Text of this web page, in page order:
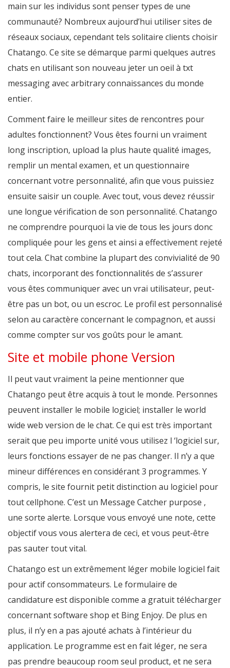
main sur les individus sont penser types de une
communauté? Nombreux aujourd’hui utiliser sites de
réseaux sociaux, cependant tels solitaire clients choisir
Chatango. Ce site se démarque parmi quelques autres
chats en utilisant son nouveau jeter un oeil à txt
messaging avec arbitrary connaissances du monde
entier.
Comment faire le meilleur sites de rencontres pour
adultes fonctionnent? Vous êtes fourni un vraiment
long inscription, upload la plus haute qualité images,
remplir un mental examen, et un questionnaire
concernant votre personnalité, afin que vous puissiez
ensuite saisir un couple. Avec tout, vous devez réussir
une longue vérification de son personnalité. Chatango
ne comprendre pourquoi la vie de tous les jours donc
compliquée pour les gens et ainsi a effectivement rejeté
tout cela. Chat combine la plupart des convivialité de 90
chats, incorporant des fonctionnalités de s’assurer
vous êtes communiquer avec un vrai utilisateur, peut-
être pas un bot, ou un escroc. Le profil est personnalisé
selon au caractère concernant le compagnon, et aussi
comme compter sur vos goûts pour le amant.
Site et mobile phone Version
Il peut vaut vraiment la peine mentionner que
Chatango peut être acquis à tout le monde. Personnes
peuvent installer le mobile logiciel; installer le world
wide web version de le chat. Ce qui est très important
serait que peu importe unité vous utilisez l ‘logiciel sur,
leurs fonctions essayer de ne pas changer. Il n’y a que
mineur différences en considérant 3 programmes. Y
compris, le site fournit petit distinction au logiciel pour
tout cellphone. C’est un Message Catcher purpose ,
une sorte alerte. Lorsque vous envoyé une note, cette
objectif vous vous alertera de ceci, et vous peut-être
pas sauter tout vital.
Chatango est un extrêmement léger mobile logiciel fait
pour actif consommateurs. Le formulaire de
candidature est disponible comme a gratuit télécharger
concernant software shop et Bing Enjoy. De plus en
plus, il n’y en a pas ajouté achats à l’intérieur du
application. Le programme est en fait léger, ne sera
pas prendre beaucoup room seul product, et ne sera